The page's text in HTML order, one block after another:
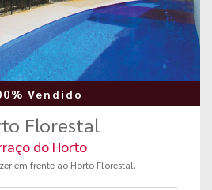
Vendido
Florestal
do Horto
em frente ao Horto Florestal.